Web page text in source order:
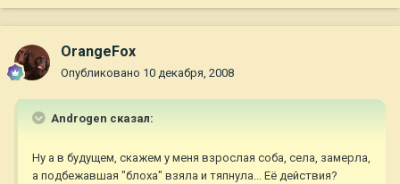
OrangeFox
Опубликовано 10 декабря, 2008
Androgen сказал:
Ну а в будущем, скажем у меня взрослая соба, села, замерла,
а подбежавшая "блоха" взяла и тяпнула... Её действия?